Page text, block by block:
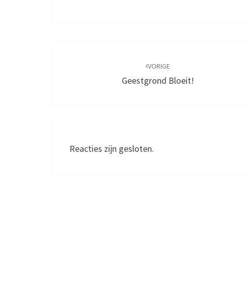
VORIGE
Geestgrond Bloeit!
Reacties zijn gesloten.